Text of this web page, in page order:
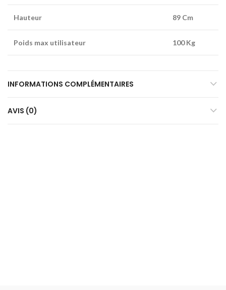
Hauteur 89 Cm
Poids max utilisateur 100 Kg
INFORMATIONS COMPLÉMENTAIRES
AVIS (0)